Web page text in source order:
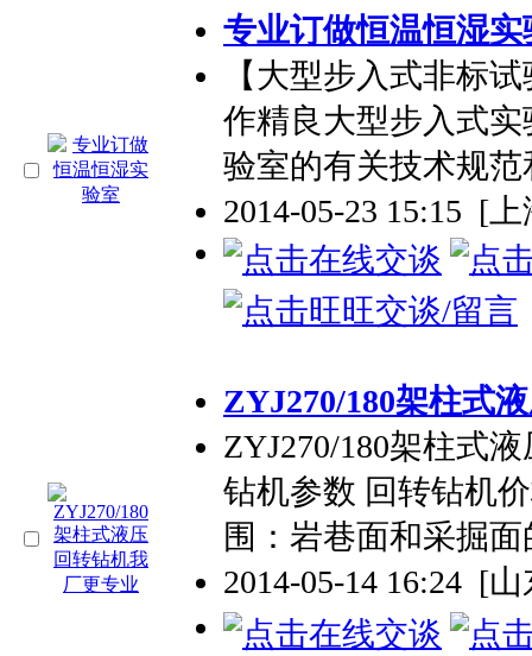
专业订做恒温恒湿实
【大型步入式非标
作精良大型步入式
验室的有关技术规
2014-05-23 15:15 [上
ZYJ270/180架柱式
ZYJ270/180架柱式
钻机参数 回转钻机
围：岩巷面和采掘
2014-05-14 16:24 [山